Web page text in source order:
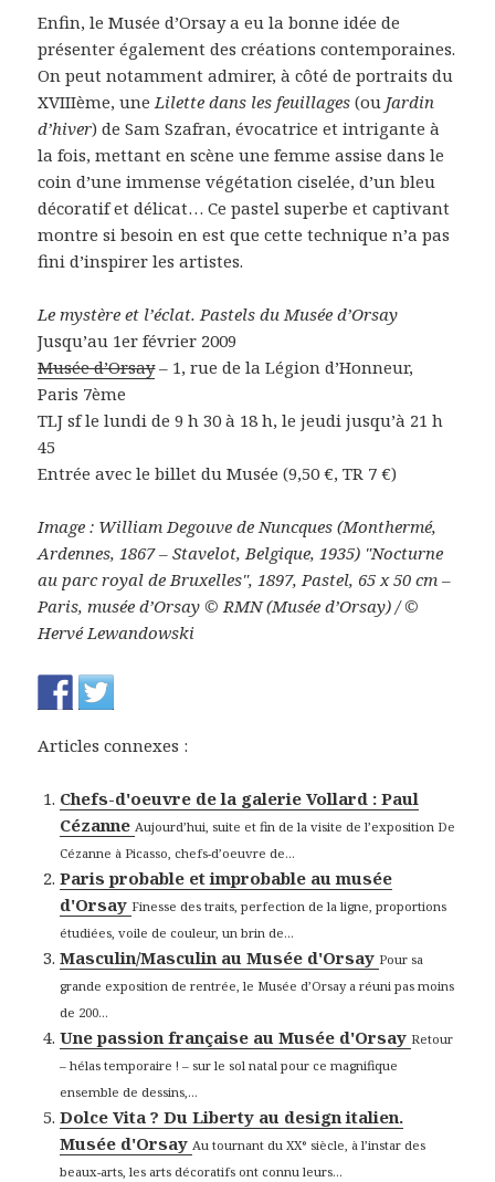
Enfin, le Musée d’Orsay a eu la bonne idée de
présenter également des créations contemporaines.
On peut notamment admirer, à côté de portraits du
XVIIIème, uneLilette dans les feuillages (ou Jardin
d’hiver) de Sam Szafran, évocatrice et intrigante à
la fois, mettant en scène une femme assise dans le
coin d’une immense végétation ciselée, d’un bleu
décoratif et délicat… Ce pastel superbe et captivant
montre si besoin en est que cette technique n’a pas
fini d’inspirer les artistes.
Le mystère et l’éclat. Pastels du Musée d’Orsay
Jusqu’au 1er février 2009
Musée d’Orsay– 1, rue de la Légion d’Honneur,
Paris 7ème
TLJ sf le lundi de 9 h 30 à 18 h, le jeudi jusqu’à 21 h
45
Entrée avec le billet du Musée (9,50 €, TR 7 €)
Image : William Degouve de Nuncques (Monthermé,
Ardennes, 1867 – Stavelot, Belgique, 1935) "Nocturne
au parc royal de Bruxelles", 1897, Pastel, 65 x 50 cm –
Paris, musée d’Orsay © RMN (Musée d’Orsay) / ©
Hervé Lewandowski
Articles connexes :
Chefs-d'oeuvre de la galerie Vollard : Paul
CézanneAujourd’hui, suite et fin de la visite de l’exposition De
Cézanne à Picasso, chefs-d’oeuvre de...
Paris probable et improbable au musée
d'Orsay Finesse des traits, perfection de la ligne, proportions
étudiées, voile de couleur, un brin de...
Masculin/Masculin au Musée d'Orsay Pour sa
grande exposition de rentrée, le Musée d’Orsay a réuni pas moins
de 200...
Une passion française au Musée d'Orsay Retour
– hélas temporaire ! – sur le sol natal pour ce magnifique
ensemble de dessins,...
Dolce Vita ? Du Liberty au design italien.
Musée d'OrsayAu tournant du XX° siècle, à l’instar des
beaux-arts, les arts décoratifs ont connu leurs...